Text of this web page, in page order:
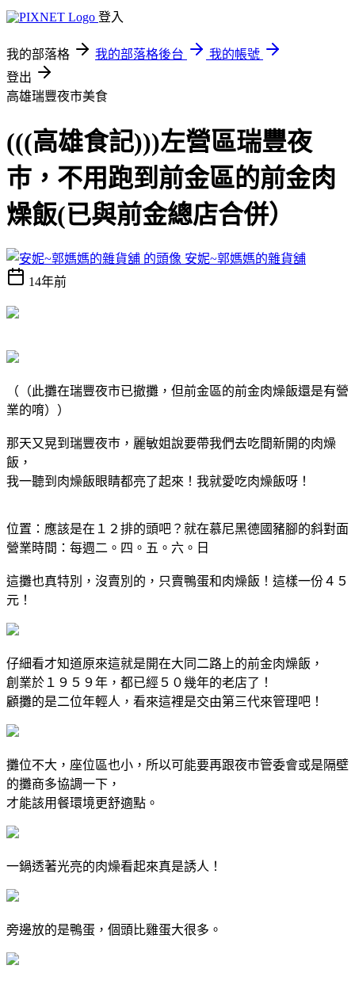
登入
我的部落格 我的部落格後台
我的帳號
登出
高雄瑞豐夜市美食
(((高雄食記)))左營區瑞豐夜
巿，不用跑到前金區的前金肉
燥飯(已與前金總店合併）
安妮~郭媽媽的雜貨舖
14年前
（（此攤在瑞豐夜市已撤攤，但前金區的前金肉燥飯還是有營
業的唷））
那天又晃到瑞豐夜巿，麗敏姐說要帶我們去吃間新開的肉燥
飯，
我一聽到肉燥飯眼睛都亮了起來！我就愛吃肉燥飯呀！
位置：應該是在１２排的頭吧？就在慕尼黑德國豬腳的斜對面
營業時間：每週二。四。五。六。日
這攤也真特別，沒賣別的，只賣鴨蛋和肉燥飯！這樣一份４５
元！
仔細看才知道原來這就是開在大同二路上的前金肉燥飯，
創業於１９５９年，都已經５０幾年的老店了！
顧攤的是二位年輕人，看來這裡是交由第三代來管理吧！
攤位不大，座位區也小，所以可能要再跟夜巿管委會或是隔壁
的攤商多協調一下，
才能該用餐環境更舒適點。
一鍋透著光亮的肉燥看起來真是誘人！
旁邊放的是鴨蛋，個頭比雞蛋大很多。